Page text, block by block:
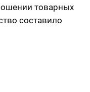
товарных
составило